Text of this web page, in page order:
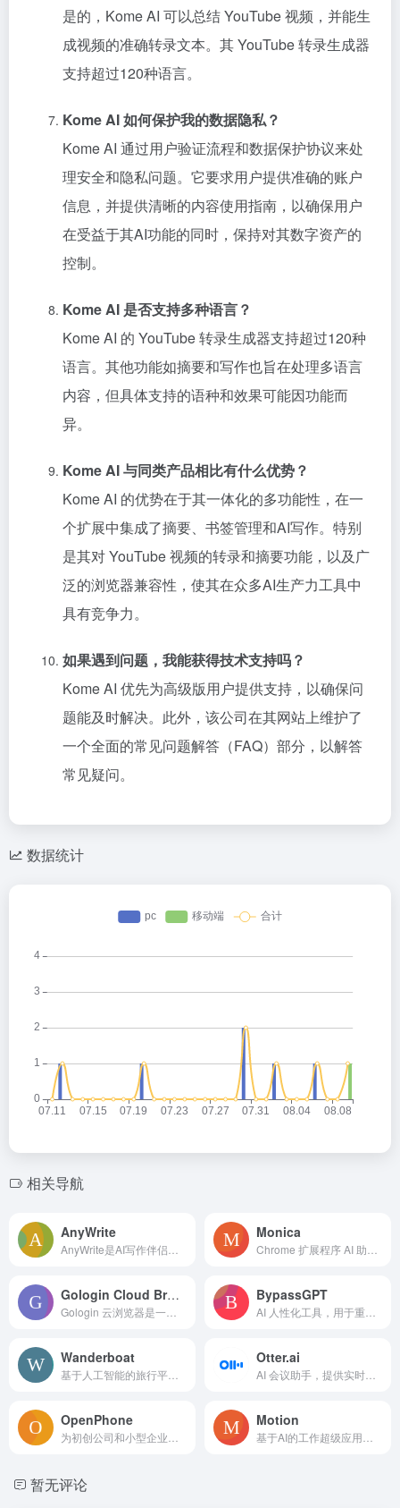
是的，Kome AI 可以总结 YouTube 视频，并能生
成视频的准确转录文本。其 YouTube 转录生成器
支持超过120种语言。
Kome AI 如何保护我的数据隐私？
Kome AI 通过用户验证流程和数据保护协议来处
理安全和隐私问题。它要求用户提供准确的账户
信息，并提供清晰的内容使用指南，以确保用户
在受益于其AI功能的同时，保持对其数字资产的
控制。
Kome AI 是否支持多种语言？
Kome AI 的 YouTube 转录生成器支持超过120种
语言。其他功能如摘要和写作也旨在处理多语言
内容，但具体支持的语种和效果可能因功能而
异。
Kome AI 与同类产品相比有什么优势？
Kome AI 的优势在于其一体化的多功能性，在一
个扩展中集成了摘要、书签管理和AI写作。特别
是其对 YouTube 视频的转录和摘要功能，以及广
泛的浏览器兼容性，使其在众多AI生产力工具中
具有竞争力。
如果遇到问题，我能获得技术支持吗？
Kome AI 优先为高级版用户提供支持，以确保问
题能及时解决。此外，该公司在其网站上维护了
一个全面的常见问题解答（FAQ）部分，以解答
常见疑问。
数据统计
相关导航
AnyWrite Monica
Gologin Cloud Browser BypassGPT
Wanderboat Otter.ai
OpenPhone Motion
暂无评论